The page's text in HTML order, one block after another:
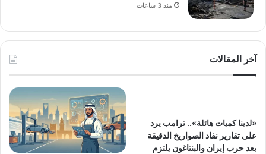
منذ 3 ساعات
آخر المقالات
«لدينا كميات هائلة».. ترامب يرد
على تقارير نفاد الصواريخ الدقيقة
بعد حرب إيران والبنتاغون يلتزم